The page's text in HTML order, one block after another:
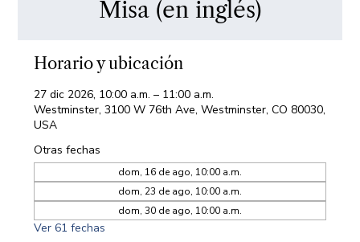
Misa (en inglés)
Horario y ubicación
27 dic 2026, 10:00 a.m. – 11:00 a.m.
Westminster, 3100 W 76th Ave, Westminster, CO 80030,
USA
Otras fechas
dom, 16 de ago, 10:00 a.m.
dom, 23 de ago, 10:00 a.m.
dom, 30 de ago, 10:00 a.m.
Ver 61 fechas